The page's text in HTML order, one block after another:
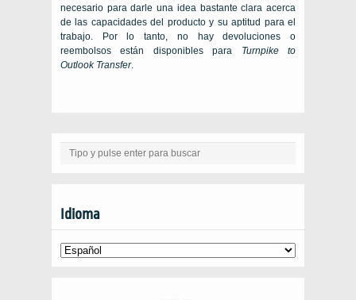
necesario para darle una idea bastante clara acerca
de las capacidades del producto y su aptitud para el
trabajo. Por lo tanto, no hay devoluciones o
reembolsos están disponibles para Turnpike to
Outlook Transfer.
Idioma